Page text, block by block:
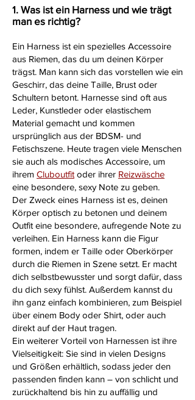
1. Was ist ein Harness und wie trägt
man es richtig?
Ein Harness ist ein spezielles Accessoire
aus Riemen, das du um deinen Körper
trägst. Man kann sich das vorstellen wie ein
Geschirr, das deine Taille, Brust oder
Schultern betont. Harnesse sind oft aus
Leder, Kunstleder oder elastischem
Material gemacht und kommen
ursprünglich aus der BDSM- und
Fetischszene. Heute tragen viele Menschen
sie auch als modisches Accessoire, um
ihrem Cluboutfit oder ihrer Reizwäsche
eine besondere, sexy Note zu geben.
Der Zweck eines Harness ist es, deinen
Körper optisch zu betonen und deinem
Outfit eine besondere, aufregende Note zu
verleihen. Ein Harness kann die Figur
formen, indem er Taille oder Oberkörper
durch die Riemen in Szene setzt. Er macht
dich selbstbewusster und sorgt dafür, dass
du dich sexy fühlst. Außerdem kannst du
ihn ganz einfach kombinieren, zum Beispiel
über einem Body oder Shirt, oder auch
direkt auf der Haut tragen.
Ein weiterer Vorteil von Harnessen ist ihre
Vielseitigkeit: Sie sind in vielen Designs
und Größen erhältlich, sodass jeder den
passenden finden kann – von schlicht und
zurückhaltend bis hin zu auffällig und